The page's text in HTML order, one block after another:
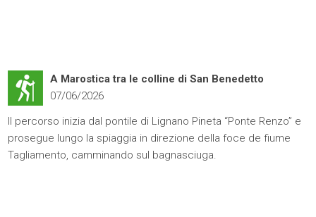
A Marostica tra le colline di San Benedetto
07/06/2026
Il percorso inizia dal pontile di Lignano Pineta “Ponte Renzo” e
prosegue lungo la spiaggia in direzione della foce de fiume
Tagliamento, camminando sul bagnasciuga.